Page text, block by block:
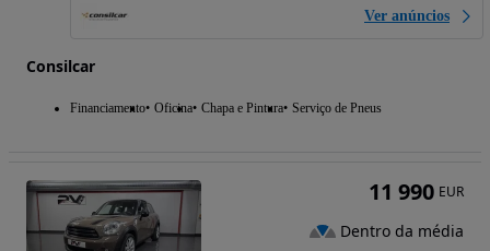
Ver anúncios
Consilcar
Financiamento Oficina Chapa e Pintura Serviço de Pneus
11 990 EUR
Dentro da média